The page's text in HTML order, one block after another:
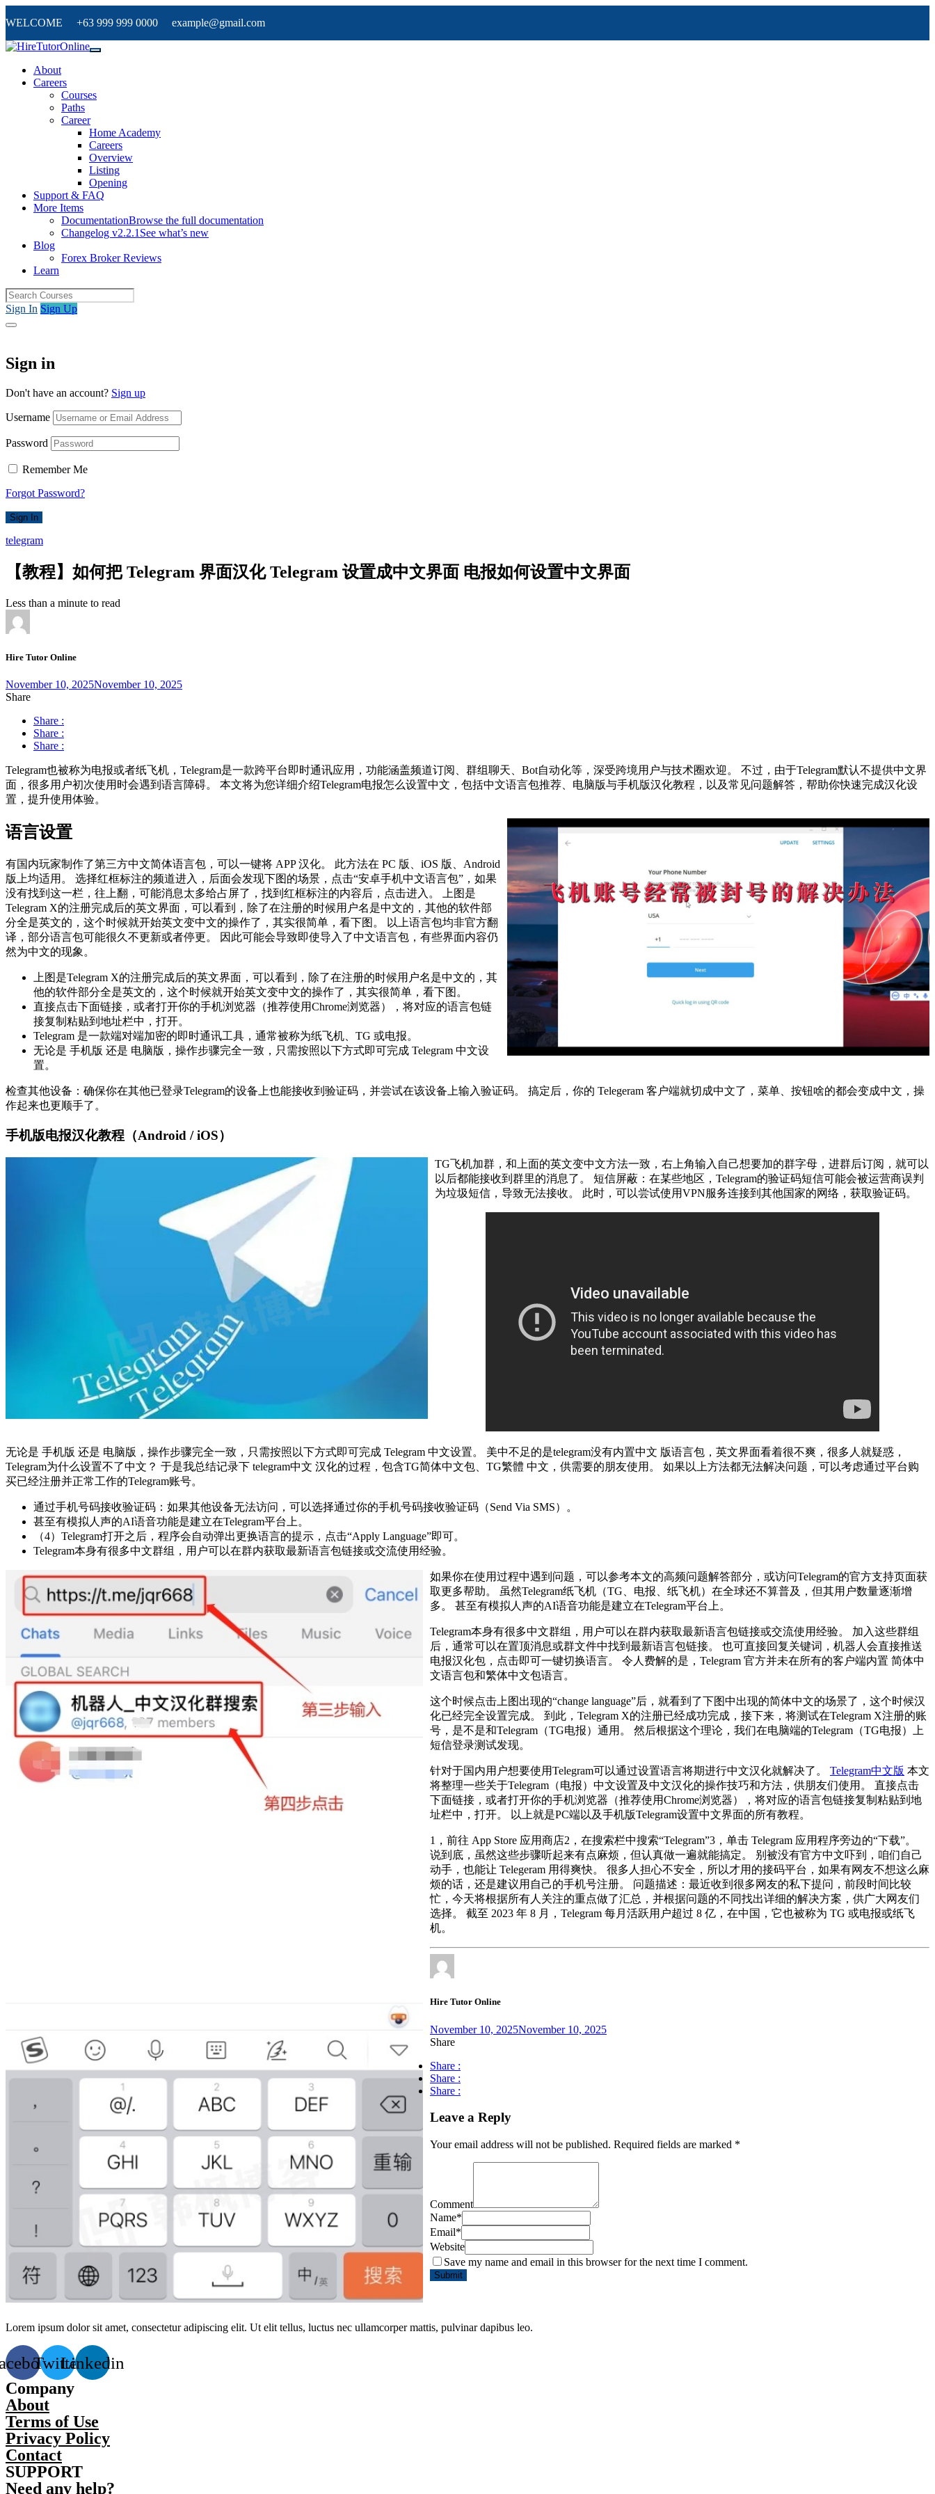
WELCOME +63 999 999 0000 example@gmail.com
About
Careers
Courses
Paths
Career
Home Academy
Careers
Overview
Listing
Opening
Support & FAQ
More Items
DocumentationBrowse the full documentation
Changelog v2.2.1 See what’s new
Blog
Forex Broker Reviews
Learn
Sign In Sign Up
Sign in
Don't have an account? Sign up
Username
Password
Remember Me
Forgot Password?
Sign In
telegram
【教程】如何把 Telegram 界面汉化 Telegram 设置成中文界面 电报如何设置中文界面
Less than a minute to read
Hire Tutor Online
November 10, 2025November 10, 2025
Share
Share :
Share :
Share :
Telegram也被称为电报或者纸飞机，Telegram是一款跨平台即时通讯应用，功能涵盖频道订阅、群组聊天、Bot自动化等，深受跨境用户与技术圈欢迎。 不过，由于Telegram默认不提供中文界
面，很多用户初次使用时会遇到语言障碍。 本文将为您详细介绍Telegram电报怎么设置中文，包括中文语言包推荐、电脑版与手机版汉化教程，以及常见问题解答，帮助你快速完成汉化设
置，提升使用体验。
语言设置
有国内玩家制作了第三方中文简体语言包，可以一键将 APP 汉化。 此方法在 PC 版、iOS 版、Android
版上均适用。 选择红框标注的频道进入，后面会发现下图的场景，点击“安卓手机中文语言包”，如果
没有找到这一栏，往上翻，可能消息太多给占屏了，找到红框标注的内容后，点击进入。 上图是
Telegram X的注册完成后的英文界面，可以看到，除了在注册的时候用户名是中文的，其他的软件部
分全是英文的，这个时候就开始英文变中文的操作了，其实很简单，看下图。 以上语言包均非官方翻
译，部分语言包可能很久不更新或者停更。 因此可能会导致即使导入了中文语言包，有些界面内容仍
然为中文的现象。
上图是Telegram X的注册完成后的英文界面，可以看到，除了在注册的时候用户名是中文的，其
他的软件部分全是英文的，这个时候就开始英文变中文的操作了，其实很简单，看下图。
直接点击下面链接，或者打开你的手机浏览器（推荐使用Chrome浏览器），将对应的语言包链
接复制粘贴到地址栏中，打开。
Telegram 是一款端对端加密的即时通讯工具，通常被称为纸飞机、TG 或电报。
无论是 手机版 还是 电脑版，操作步骤完全一致，只需按照以下方式即可完成 Telegram 中文设
置。
检查其他设备：确保你在其他已登录Telegram的设备上也能接收到验证码，并尝试在该设备上输入验证码。 搞定后，你的 Telegeram 客户端就切成中文了，菜单、按钮啥的都会变成中文，操
作起来也更顺手了。
手机版电报汉化教程（Android / iOS）
TG飞机加群，和上面的英文变中文方法一致，右上角输入自己想要加的群字母，进群后订阅，就可以
以后都能接收到群里的消息了。 短信屏蔽：在某些地区，Telegram的验证码短信可能会被运营商误判
为垃圾短信，导致无法接收。 此时，可以尝试使用VPN服务连接到其他国家的网络，获取验证码。
无论是 手机版 还是 电脑版，操作步骤完全一致，只需按照以下方式即可完成 Telegram 中文设置。 美中不足的是telegram没有内置中文 版语言包，英文界面看着很不爽，很多人就疑惑，
Telegram为什么设置不了中文？ 于是我总结记录下 telegram中文 汉化的过程，包含TG简体中文包、TG繁體 中文，供需要的朋友使用。 如果以上方法都无法解决问题，可以考虑通过平台购
买已经注册并正常工作的Telegram账号。
通过手机号码接收验证码：如果其他设备无法访问，可以选择通过你的手机号码接收验证码（Send Via SMS）。
甚至有模拟人声的AI语音功能是建立在Telegram平台上。
（4）Telegram打开之后，程序会自动弹出更换语言的提示，点击“Apply Language”即可。
Telegram本身有很多中文群组，用户可以在群内获取最新语言包链接或交流使用经验。
如果你在使用过程中遇到问题，可以参考本文的高频问题解答部分，或访问Telegram的官方支持页面获
取更多帮助。 虽然Telegram纸飞机（TG、电报、纸飞机）在全球还不算普及，但其用户数量逐渐增
多。 甚至有模拟人声的AI语音功能是建立在Telegram平台上。
Telegram本身有很多中文群组，用户可以在群内获取最新语言包链接或交流使用经验。 加入这些群组
后，通常可以在置顶消息或群文件中找到最新语言包链接。 也可直接回复关键词，机器人会直接推送
电报汉化包，点击即可一键切换语言。 令人费解的是，Telegram 官方并未在所有的客户端内置 简体中
文语言包和繁体中文包语言。
这个时候点击上图出现的“change language”后，就看到了下图中出现的简体中文的场景了，这个时候汉
化已经完全设置完成。 到此，Telegram X的注册已经成功完成，接下来，将测试在Telegram X注册的账
号，是不是和Telegram（TG电报）通用。 然后根据这个理论，我们在电脑端的Telegram（TG电报）上
短信登录测试发现。
针对于国内用户想要使用Telegram可以通过设置语言将期进行中文汉化就解决了。 Telegram中文版 本文
将整理一些关于Telegram（电报）中文设置及中文汉化的操作技巧和方法，供朋友们使用。 直接点击
下面链接，或者打开你的手机浏览器（推荐使用Chrome浏览器），将对应的语言包链接复制粘贴到地
址栏中，打开。 以上就是PC端以及手机版Telegram设置中文界面的所有教程。
1，前往 App Store 应用商店2，在搜索栏中搜索“Telegram”3，单击 Telegram 应用程序旁边的“下载”。
说到底，虽然这些步骤听起来有点麻烦，但认真做一遍就能搞定。 别被没有官方中文吓到，咱们自己
动手，也能让 Telegeram 用得爽快。 很多人担心不安全，所以才用的接码平台，如果有网友不想这么麻
烦的话，还是建议用自己的手机号注册。 问题描述：最近收到很多网友的私下提问，前段时间比较
忙，今天将根据所有人关注的重点做了汇总，并根据问题的不同找出详细的解决方案，供广大网友们
选择。 截至 2023 年 8 月，Telegram 每月活跃用户超过 8 亿，在中国，它也被称为 TG 或电报或纸飞
机。
Hire Tutor Online
November 10, 2025November 10, 2025
Share
Share :
Share :
Share :
Leave a Reply
Your email address will not be published. Required fields are marked *
Comment
Name*
Email*
Website
Save my name and email in this browser for the next time I comment.
Lorem ipsum dolor sit amet, consectetur adipiscing elit. Ut elit tellus, luctus nec ullamcorper mattis, pulvinar dapibus leo.
TwitterLinkedin
Company
About
Terms of Use
Privacy Policy
Contact
SUPPORT
Need any help?